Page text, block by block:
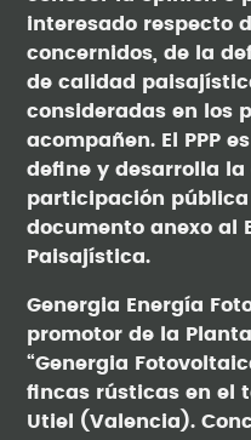
interesado respecto
concernidos, de la
de calidad
consideradas en los
acompañen. El PPP
define y desarrolla
participación
documento anexo al
Paisajística.
Genergia Energía
promotor de la
“Genergia
fincas rústicas en el
Utiel (Valencia).